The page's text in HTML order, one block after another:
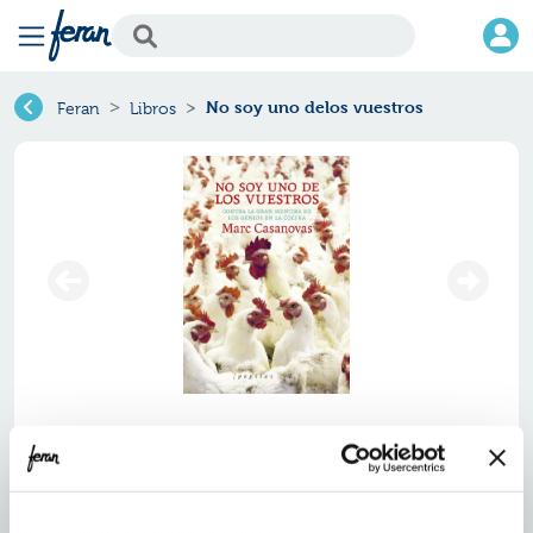
Feran Libros No soy uno delos vuestros
No soy uno delos vuestros
Ref.ZZZ-8998720